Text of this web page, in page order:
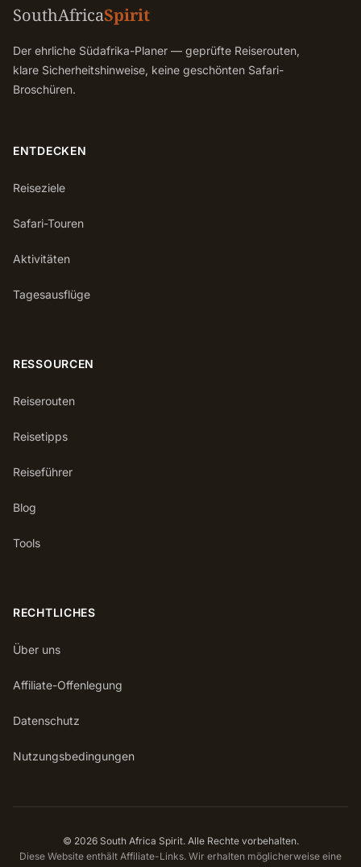
SouthAfricaSpirit
Der ehrliche Südafrika-Planer — geprüfte Reiserouten,
klare Sicherheitshinweise, keine geschönten Safari-
Broschüren.
ENTDECKEN
Reiseziele
Safari-Touren
Aktivitäten
Tagesausflüge
RESSOURCEN
Reiserouten
Reisetipps
Reiseführer
Blog
Tools
RECHTLICHES
Über uns
Affiliate-Offenlegung
Datenschutz
Nutzungsbedingungen
© 2026 South Africa Spirit. Alle Rechte vorbehalten.
Diese Website enthält Affiliate-Links. Wir erhalten möglicherweise eine